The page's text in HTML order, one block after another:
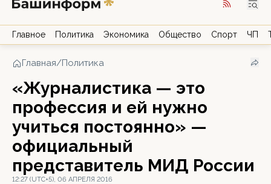
Главное Политика Экономика Общество Спорт ЧП
Главная/Политика
«Журналистика — это
профессия и ей нужно
учиться постоянно» —
официальный
представитель МИД России
12:27 (UTC+5), 06 АПРЕЛЯ 2016